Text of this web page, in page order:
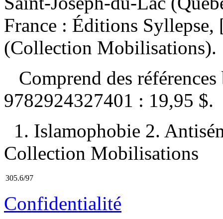
France : Éditions
(Collection Mobilisations).
Comprend des
9782924327401 : 19,95 $.
1. Islamophobie 2.
Collection Mobilisations
305.6/97
Confidentialité